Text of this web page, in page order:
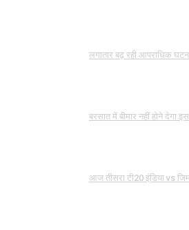
लगातार बढ़ रही आपराधिक
बरसात में बीमार नहीं होने देगा
आज तीसरा टी20 इंडिया vs